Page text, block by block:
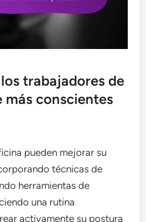
trabajadores de
conscientes
pueden mejorar su
técnicas de
herramientas de
una rutina
activamente su postura